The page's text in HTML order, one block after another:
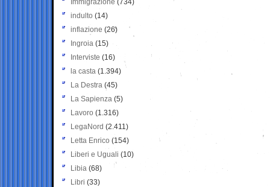
Immigrazione (734)
indulto (14)
inflazione (26)
Ingroia (15)
Interviste (16)
la casta (1.394)
La Destra (45)
La Sapienza (5)
Lavoro (1.316)
LegaNord (2.411)
Letta Enrico (154)
Liberi e Uguali (10)
Libia (68)
Libri (33)